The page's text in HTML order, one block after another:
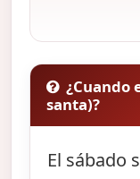
¿Cuando
santa)?
El sábado